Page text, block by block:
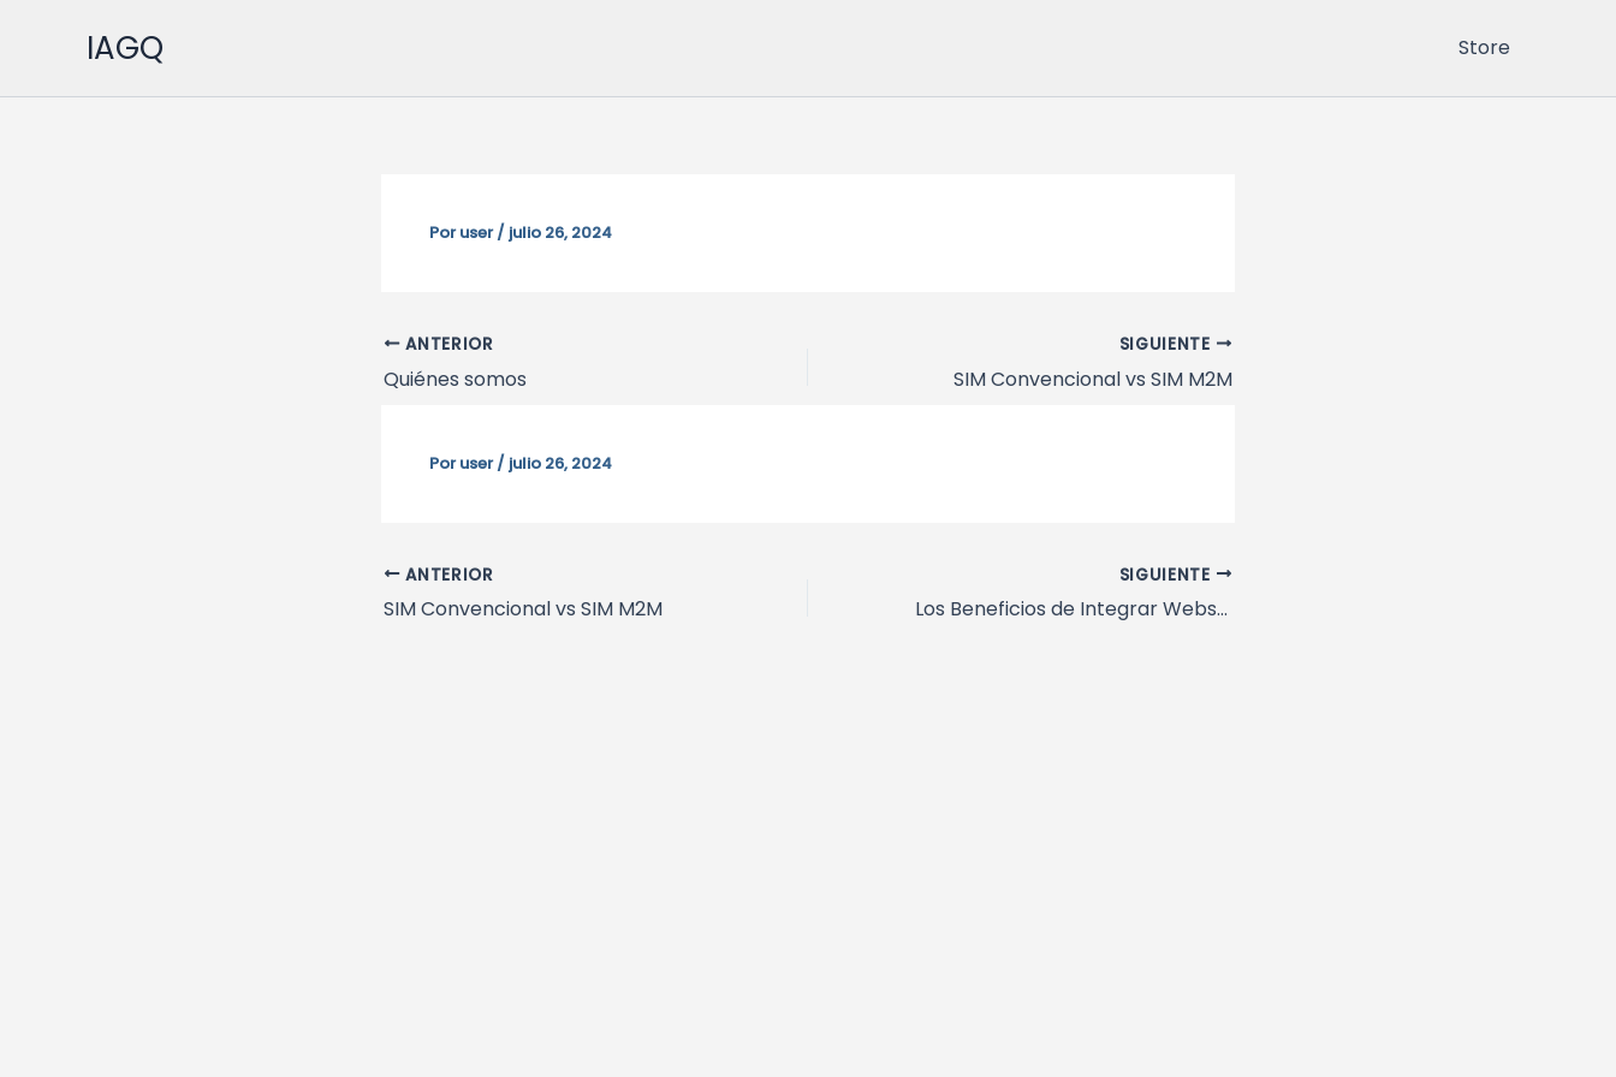
IAGQ Store
Poruser/ julio 26, 2024
ANTERIOR
Quiénes somos
SIGUIENTE
SIM Convencional vs SIM M2M
Poruser/ julio 26, 2024
ANTERIOR
SIM Convencional vs SIM M2M
SIGUIENTE
Los Beneficios de Integrar Webservices